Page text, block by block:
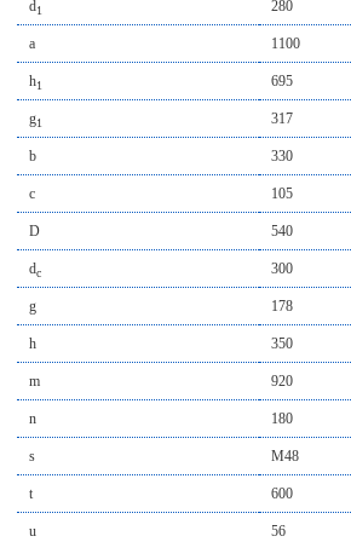
d1 280
a 1100
h1 695
g1 317
b 330
c 105
D 540
dc 300
g 178
h 350
m 920
n 180
s M48
t 600
u 56